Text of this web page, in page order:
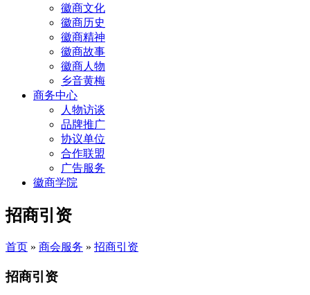
徽商文化
徽商历史
徽商精神
徽商故事
徽商人物
乡音黄梅
商务中心
人物访谈
品牌推广
协议单位
合作联盟
广告服务
徽商学院
招商引资
首页 » 商会服务 » 招商引资
招商引资